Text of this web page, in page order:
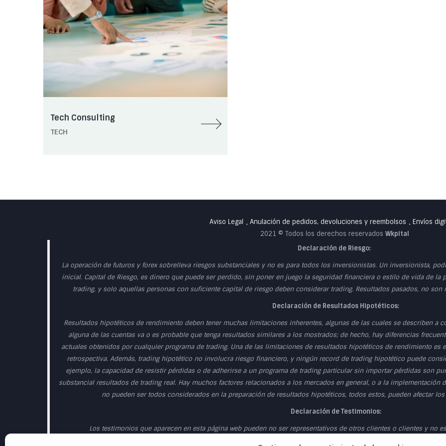
Tech Consulting
TECH
Aviso Legal • Anulación de pedidos, devoluciones y reembolsos • Envíos
2021 © Todos los derechos reservados Wkpital
Declaración de Riesgo:
La operación de futuros y forex sobrelleva riesgos substanciales y no es para todos los inversionistas. Un inversionista,
inicial. Capital de Riesgo, es dinero que puede ser perdido, sin poner en juego la seguridad financiera o estilo de vida de la
trading, y solo aquellas personas con suficiente capital de riesgo deben considerar trading. Resultados pasados, no
Declaración de Resultados Hipotéticos:
Resultados hipotéticos de rendimiento deben tener muchas limitaciones inherentes, algunas de las cuales se describen a
alguna de las cuentas va o es probable que tenga resultados similares a los mostrados; de hecho, hay diferencias
actuales obtenidos por cualquier programa de trading. Una de las limitaciones de resultados hipotéticos de rendimiento es
retrospectiva. Además, trading hipotético no involucra riesgo financiero, y ningún record de trading hipotético puede
ejemplo, la capacidad de resistir pérdidas o de adherirse a un programa de trading particular sin importar pérdidas son
substancial resultados de trading real. Hay muchos factores relacionados a los mercados en general, o a la
no pueden ser todos considerados en la preparación de resultados hipotéticos, todos estos, pueden afectar
Declaración de Testimonios:
Los testimonios que aparecen en esta página web pueden no ser representativos de otros clientes o clientes y no